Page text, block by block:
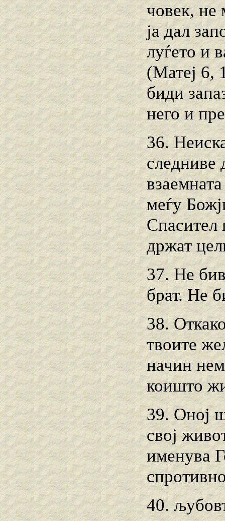
човек, не
ја дал
луѓето и
(Матеј 6,
биди
него и
36.
следниве
меѓу
Спасител
држат
37. He
брат. Не
38.
твоите
начин
коишто
39. Оној
свој
именува
40.